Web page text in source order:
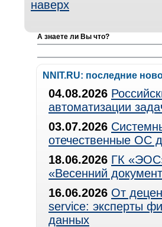
наверх
А знаете ли Вы что?
NNIT.RU: последние
04.08.2026
автоматизации
03.07.2026
отечественные ОС
18.06.2026 ГК
«Весенний
16.06.2026 От
service: эксперты
данных